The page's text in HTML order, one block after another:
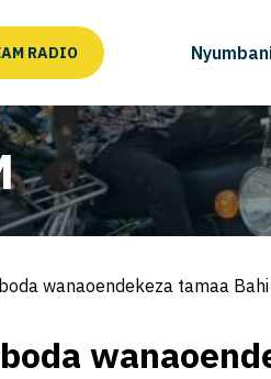
RADIO
wanaoendekeza tamaa